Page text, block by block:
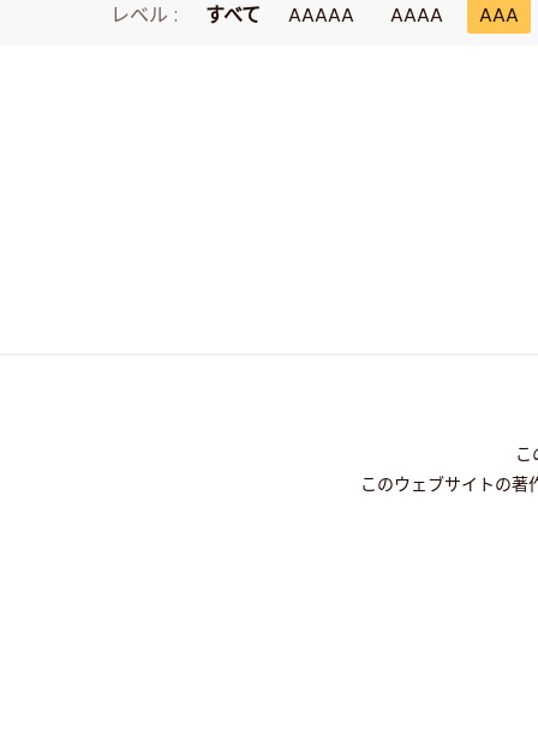
レベル : すべて AAAAA AAAA AAA
このウェブサイトの